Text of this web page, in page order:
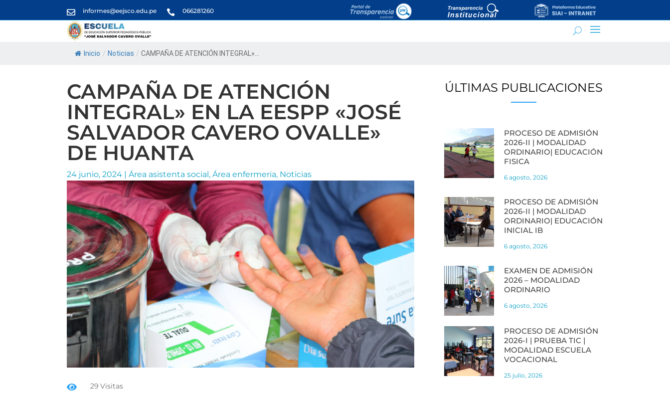
 informes@eejsco.edu.pe  066281260
Inicio / Noticias / CAMPAÑA DE ATENCIÓN INTEGRAL»...
CAMPAÑA DE ATENCIÓN
INTEGRAL» EN LA EESPP «JOSÉ
SALVADOR CAVERO OVALLE»
DE HUANTA
24 junio, 2024 |Área asistenta social ,Área enfermeria, Noticias
 29 Visitas
ÚLTIMAS PUBLICACIONES
PROCESO DE ADMISIÓN
2026-II | MODALIDAD
ORDINARIO| EDUCACIÓN
FISICA
6 agosto, 2026
PROCESO DE ADMISIÓN
2026-II | MODALIDAD
ORDINARIO| EDUCACIÓN
INICIAL IB
6 agosto, 2026
EXAMEN DE ADMISIÓN
2026 – MODALIDAD
ORDINARIO
6 agosto, 2026
PROCESO DE ADMISIÓN
2026-I | PRUEBA TIC |
MODALIDAD ESCUELA
VOCACIONAL
25 julio, 2026